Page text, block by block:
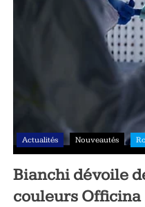
Actualités Nouveautés
Bianchi dévoile
couleurs Officina